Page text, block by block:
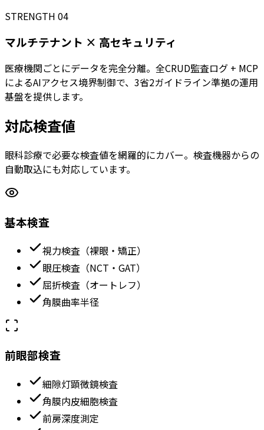
STRENGTH 04
マルチテナント × 高セキュリティ
医療機関ごとにデータを完全分離。全CRUD監査ログ + MCP
によるAIアクセス境界制御で、3省2ガイドライン準拠の運用
基盤を提供します。
対応検査値
眼科診療で必要な検査値を網羅的にカバー。検査機器からの
自動取込にも対応しています。
基本検査
視力検査（裸眼・矯正）
眼圧検査（NCT・GAT）
屈折検査（オートレフ）
角膜曲率半径
前眼部検査
細隙灯顕微鏡検査
角膜内皮細胞検査
前房深度測定